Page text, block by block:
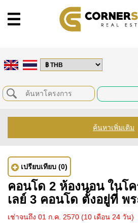
ค้นหาเพิ่มเติม
เปรียบเทียบ (0)
คอนโด 2 ห้องนอน ในโค
เลย์ 3 คอนโด ตั้งอยู่ที่ พ
เช่าจนถึง 01 ก.ค. 2570 (10 เดือน 24 วัน)